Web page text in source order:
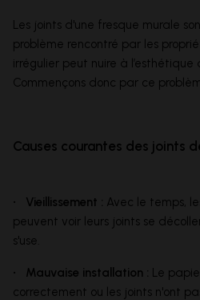
Les joints d'une fresque murale
problème rencontré par les
irrégulier peut nuire à l’esthétique
Commençons donc par ce
Causes courantes des joints
• Vieillissement : Avec le temps,
peuvent voir leurs joints se
s'use.
• Mauvaise installation : Le
correctement ou les joints n'ont